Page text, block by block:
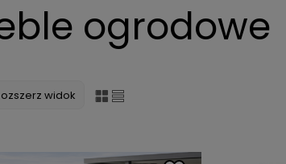
ogrodowe
widok